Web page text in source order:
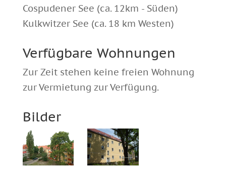
Cospudener See (ca. 12km - Süden)
Kulkwitzer See (ca. 18 km Westen)
Verfügbare Wohnungen
Zur Zeit stehen keine freien Wohnung
zur Vermietung zur Verfügung.
Bilder